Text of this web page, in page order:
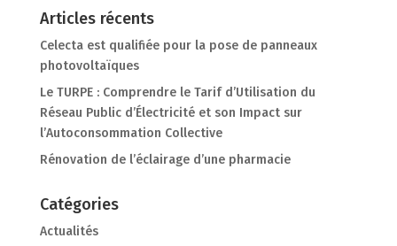
Articles récents
Celecta est qualifiée pour la pose de panneaux
photovoltaïques
Le TURPE : Comprendre le Tarif d’Utilisation du
Réseau Public d’Électricité et son Impact sur
l’Autoconsommation Collective
Rénovation de l’éclairage d’une pharmacie
Catégories
Actualités